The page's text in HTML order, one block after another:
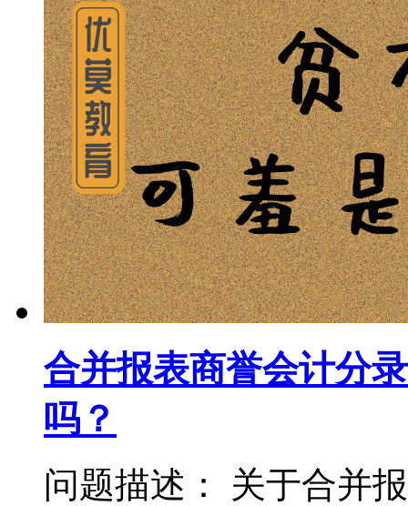
合并报表商誉会计分
吗？
问题描述： 关于合并